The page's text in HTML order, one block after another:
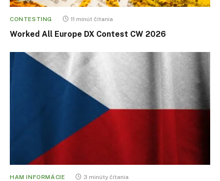
CONTESTING 11 minút čítania
Worked All Europe DX Contest CW 2026
HAM INFORMÁCIE 3 minúty čítania